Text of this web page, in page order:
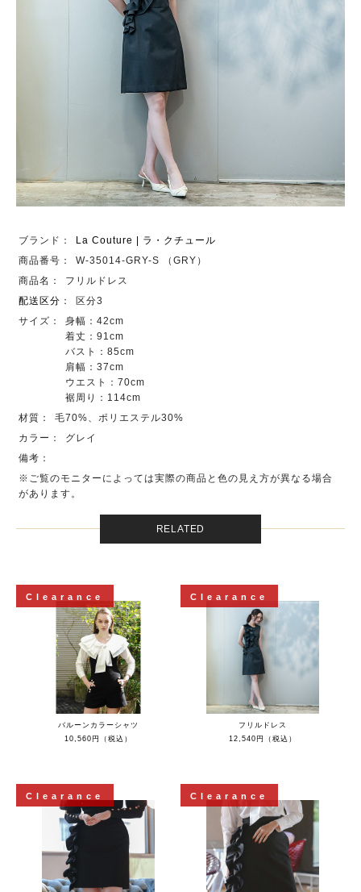
ブランド：
La Couture | ラ・クチュール
商品番号：
W-35014-GRY-S （GRY）
商品名：
フリルドレス
配送区分 ：
区分3
サイズ：
身幅：42cm
着丈：91cm
バスト：85cm
肩幅：37cm
ウエスト：70cm
裾周り：114cm
材質：
毛70%、ポリエステル30%
カラー：
グレイ
備考：
※ご覧のモニターによっては実際の商品と色の見え方が異なる場合
があります。
RELATED
Clearance
バルーンカラーシャツ
10,560円（税込）
Clearance
フリルドレス
12,540円（税込）
Clearance Clearance